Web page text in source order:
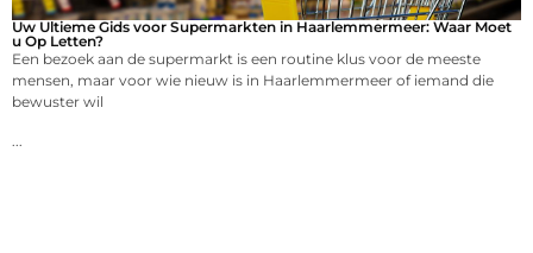
Uw Ultieme Gids voor Supermarkten in Haarlemmermeer: Waar Moet
u Op Letten?
Een bezoek aan de supermarkt is een routine klus voor de meeste
mensen, maar voor wie nieuw is in Haarlemmermeer of iemand die
bewuster wil